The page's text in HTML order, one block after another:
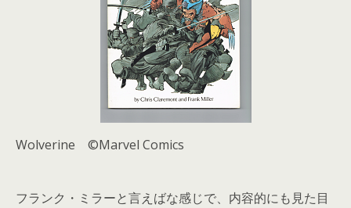
Wolverine ©Marvel Comics
フランク・ミラーと言えばな感じで、内容的にも見た目